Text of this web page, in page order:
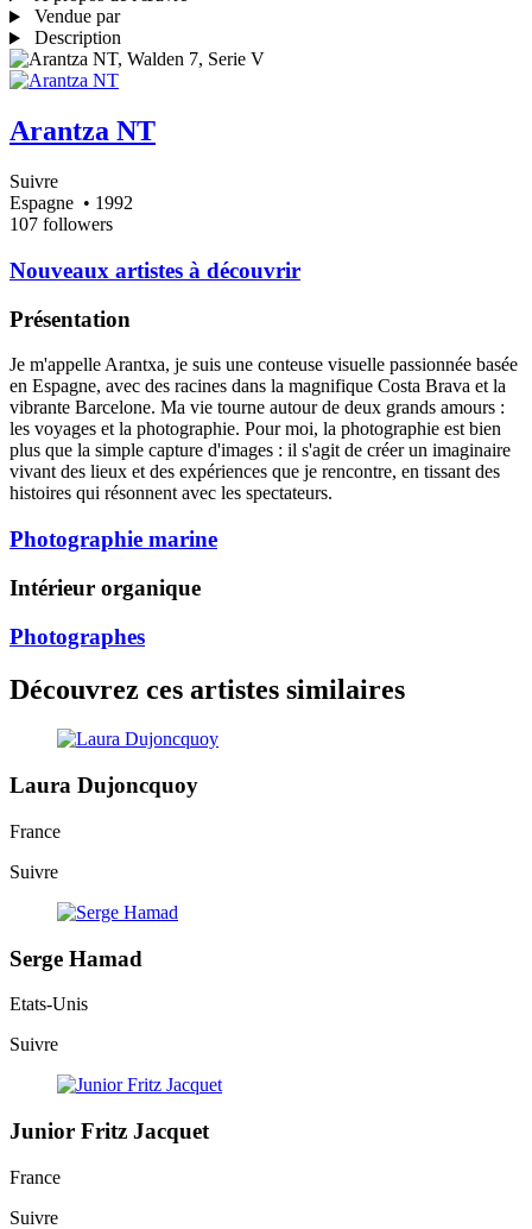
Vendue par
Description
Arantza NT
Suivre
Espagne • 1992
107 followers
Nouveaux artistes à découvrir
Présentation
Je m'appelle Arantxa, je suis une conteuse visuelle passionnée basée
en Espagne, avec des racines dans la magnifique Costa Brava et la
vibrante Barcelone. Ma vie tourne autour de deux grands amours :
les voyages et la photographie. Pour moi, la photographie est bien
plus que la simple capture d'images : il s'agit de créer un imaginaire
vivant des lieux et des expériences que je rencontre, en tissant des
histoires qui résonnent avec les spectateurs.
Photographie marine
Intérieur organique
Photographes
Découvrez ces artistes similaires
Laura Dujoncquoy
France
Suivre
Serge Hamad
Etats-Unis
Suivre
Junior Fritz Jacquet
France
Suivre